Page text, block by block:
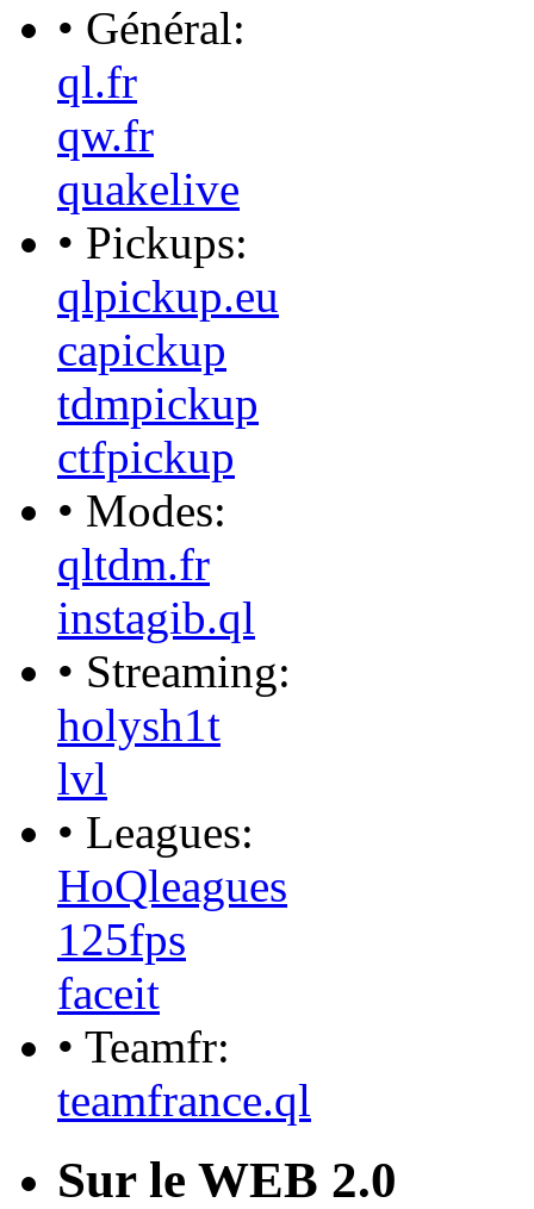
• Général:
ql.fr
qw.fr
quakelive
• Pickups:
qlpickup.eu
capickup
tdmpickup
ctfpickup
• Modes:
qltdm.fr
instagib.ql
• Streaming:
holysh1t
lvl
• Leagues:
HoQleagues
125fps
faceit
• Teamfr:
teamfrance.ql
Sur le WEB 2.0